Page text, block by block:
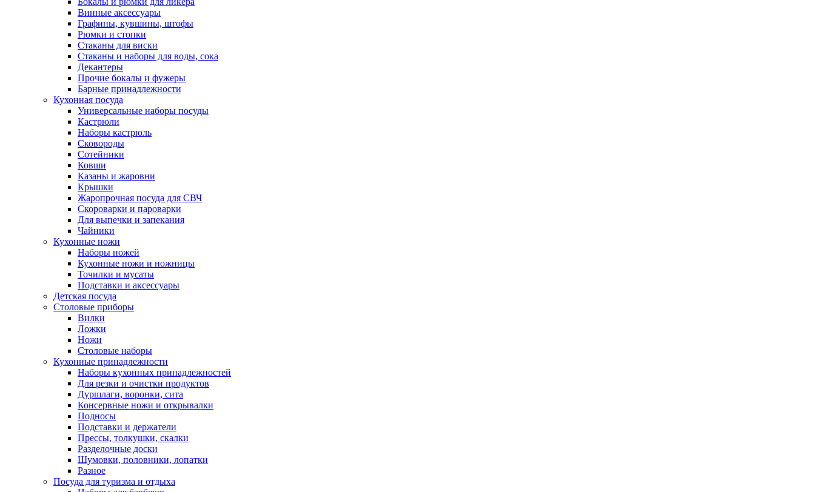
Винные аксессуары
Графины, кувшины, штофы
Рюмки и стопки
Стаканы для виски
Стаканы и наборы для воды, сока
Декантеры
Прочие бокалы и фужеры
Барные принадлежности
Кухонная посуда
Универсальные наборы посуды
Кастрюли
Наборы кастрюль
Сковороды
Сотейники
Ковши
Казаны и жаровни
Крышки
Жаропрочная посуда для СВЧ
Скороварки и пароварки
Для выпечки и запекания
Чайники
Кухонные ножи
Наборы ножей
Кухонные ножи и ножницы
Точилки и мусаты
Подставки и аксессуары
Детская посуда
Столовые приборы
Вилки
Ложки
Ножи
Столовые наборы
Кухонные принадлежности
Наборы кухонных принадлежностей
Для резки и очистки продуктов
Дуршлаги, воронки, сита
Консервные ножи и открывалки
Подносы
Подставки и держатели
Прессы, толкушки, скалки
Разделочные доски
Шумовки, половники, лопатки
Разное
Посуда для туризма и отдыха